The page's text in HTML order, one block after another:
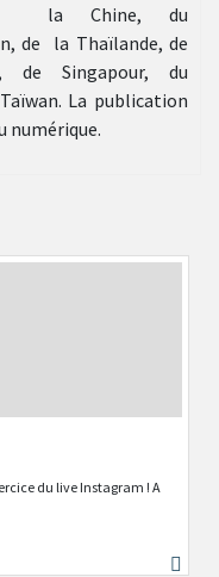
la Chine, du
de la Thaïlande, de
de Singapour, du
La publication
numérique.
du live Instagram ! A